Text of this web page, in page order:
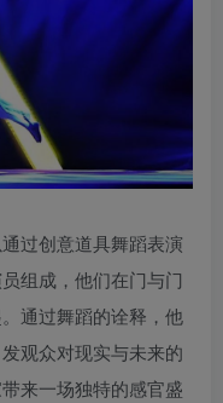
过创意道具舞蹈表演
组成，他们在门与门
通过舞蹈的诠释，他
观众对现实与未来的
来一场独特的感官盛